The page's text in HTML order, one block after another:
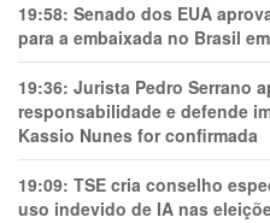
19:58: Senado dos EUA
para a embaixada no Brasil
19:36: Jurista Pedro Serrano
responsabilidade e defende
Kassio Nunes for confirmada
19:09: TSE cria conselho
uso indevido de IA nas